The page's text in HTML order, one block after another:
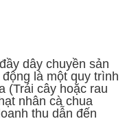
dây chuyền sản
là một quy trình
(Trái cây hoặc rau
nhân cà chua
thu dẫn đến